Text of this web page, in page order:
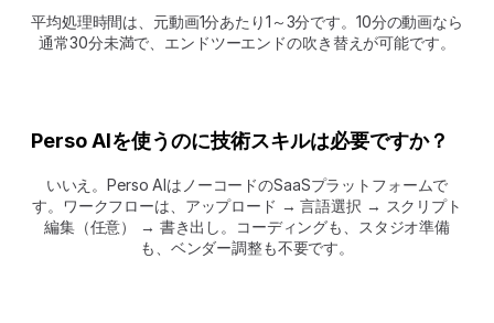
平均処理時間は、元動画1分あたり1～3分です。10分の動画なら
通常30分未満で、エンドツーエンドの吹き替えが可能です。
Perso AIを使うのに技術スキルは必要ですか？
いいえ。Perso AIはノーコードのSaaSプラットフォームで
す。ワークフローは、アップロード → 言語選択 → スクリプト
編集（任意） → 書き出し。コーディングも、スタジオ準備
も、ベンダー調整も不要です。